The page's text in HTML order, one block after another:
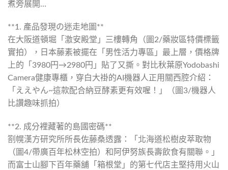
煮旁展開…
**1. 產品發現の迷走地圖**
在大阪道頓堀「激安殿堂」三樓轉角（圖2/藥妝區特價標籤
實拍），日本藤素被擺在「男性活力專區」最上層，價格牌
上的「3980円→2980円」貼了又撕。對比秋葉原Yodobashi
Camera健康專櫃，穿白大褂的AI機器人正用關西腔介紹：
「ええやん~這款配合納豆酵素更有效喔！」（圖3/機器人
比讚趣味抓拍）
**2. 成分裡藏著的島國密碼**
劄幌漢方研究所所長佐藤桑透露：「北海道松樹皮萃取物
（圖4/帶廣百年松林空拍）和阿伊努族長壽飲食有關聯。」
而富士山腳下百年藥舖「箱根堂」的第七代店主堅持用火山